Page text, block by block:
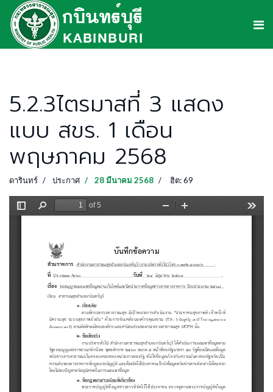
5.2.3ไตรมาสที่ 3 แสดง
แบบ สขร. 1 เดือน
พฤษภาคม 2568
ดารินทร์ ประกาศ 28 มีนาคม 2568 ฮิต: 69